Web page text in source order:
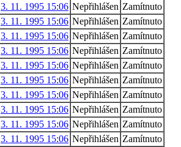
3. 11. 1995 15:06 Nepřihlášen Zamítnuto
3. 11. 1995 15:06 Nepřihlášen Zamítnuto
3. 11. 1995 15:06 Nepřihlášen Zamítnuto
3. 11. 1995 15:06 Nepřihlášen Zamítnuto
3. 11. 1995 15:06 Nepřihlášen Zamítnuto
3. 11. 1995 15:06 Nepřihlášen Zamítnuto
3. 11. 1995 15:06 Nepřihlášen Zamítnuto
3. 11. 1995 15:06 Nepřihlášen Zamítnuto
3. 11. 1995 15:06 Nepřihlášen Zamítnuto
3. 11. 1995 15:06 Nepřihlášen Zamítnuto